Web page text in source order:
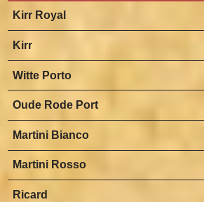
Kirr Royal
Kirr
Witte Porto
Oude Rode Port
Martini Bianco
Martini Rosso
Ricard